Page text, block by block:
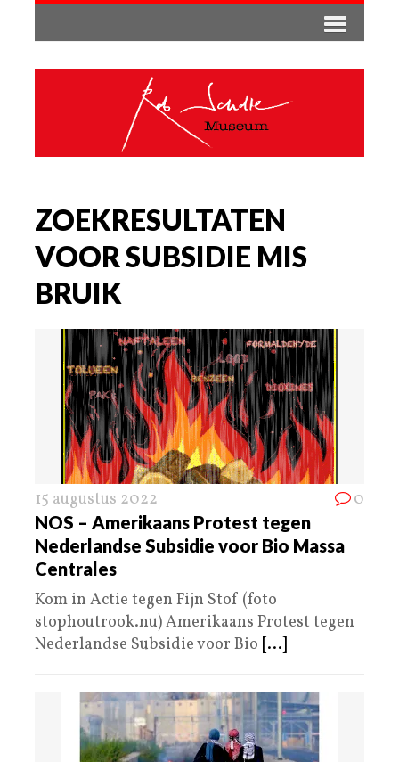
ZOEKRESULTATEN
VOOR SUBSIDIE MIS
BRUIK
15 augustus 2022 0
NOS – Amerikaans Protest tegen
Nederlandse Subsidie voor Bio Massa
Centrales
Kom in Actie tegen Fijn Stof (foto
stophoutrook.nu) Amerikaans Protest tegen
Nederlandse Subsidie voor Bio [...]